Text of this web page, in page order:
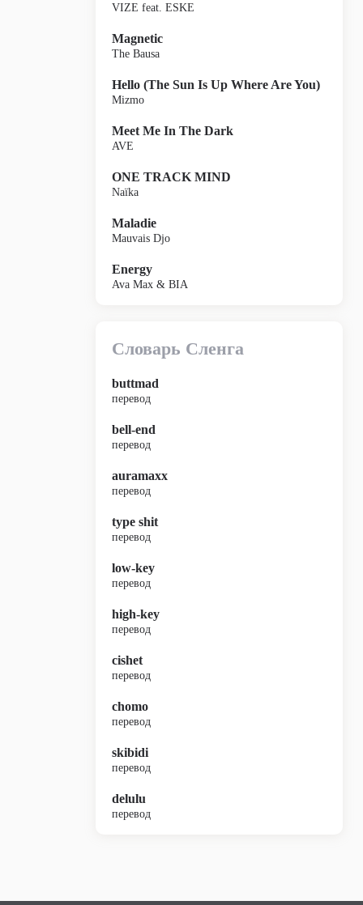
VIZE feat. ESKE
Magnetic
The Bausa
Hello (The Sun Is Up Where Are You)
Mizmo
Meet Me In The Dark
AVE
ONE TRACK MIND
Naïka
Maladie
Mauvais Djo
Energy
Ava Max & BIA
Словарь Сленга
buttmad
перевод
bell-end
перевод
auramaxx
перевод
type shit
перевод
low-key
перевод
high-key
перевод
cishet
перевод
chomo
перевод
skibidi
перевод
delulu
перевод